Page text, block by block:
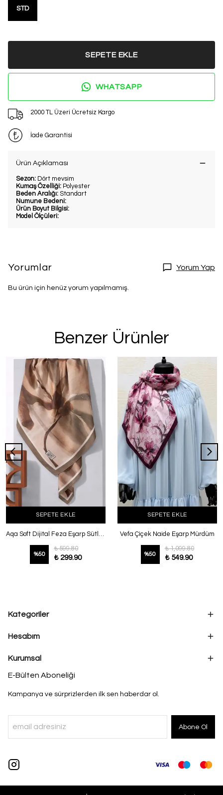
STD
SEPETE EKLE
WHATSAPP
2000 TL Üzeri Ücretsiz Kargo
İade Garantisi
Ürün Açıklaması
Sezon: Dört mevsim
Kumaş Özelliği: Polyester
Beden Aralığı: Standart
Numune Bedeni:
Ürün Boyut Bilgisi:
Model Ölçüleri:
Yorumlar Yorum Yap
Bu ürün için henüz yorum yapılmamış.
Benzer Ürünler
SEPETE EKLE
Aqa Soft Dijital Feza Eşarp Sütlü Kahve
%50
₺ 599.80
₺ 299.90
SEPETE EKLE
Vefa Çiçek Naide Eşarp Mürdüm
%50
₺ 1,099.80
₺ 549.90
Kategoriler
Hesabım
Kurumsal
E-Bülten Aboneliği
Kampanya ve sürprizlerden ilk sen haberdar ol.
Abone Ol